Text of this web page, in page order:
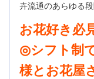
卉流通のあらゆる
お花好き必
◎シフト制
様とお花屋